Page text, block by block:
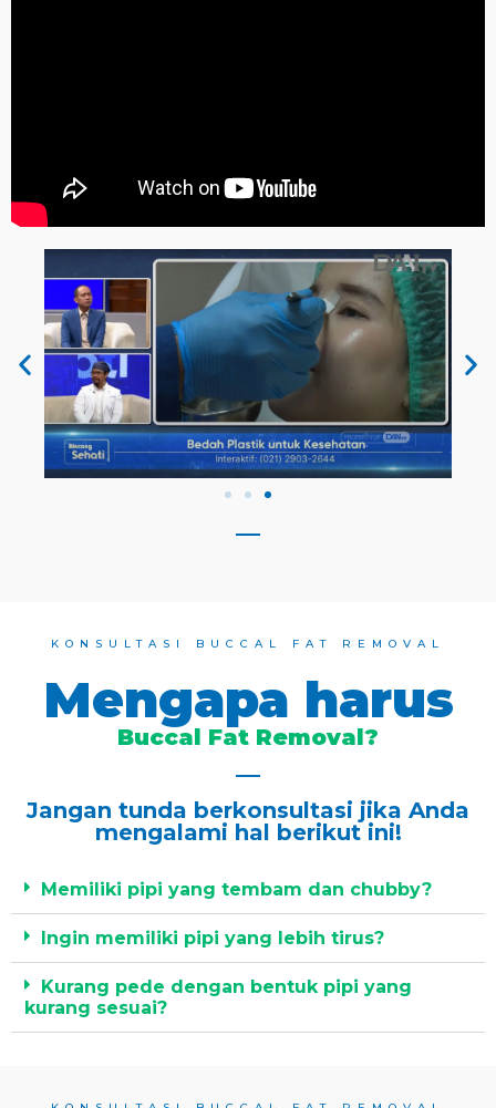
KONSULTASI BUCCAL FAT REMOVAL
Mengapa harus
Buccal Fat Removal?
Jangan tunda berkonsultasi jika Anda
mengalami hal berikut ini!
Memiliki pipi yang tembam dan chubby?
Ingin memiliki pipi yang lebih tirus?
Kurang pede dengan bentuk pipi yang
kurang sesuai?